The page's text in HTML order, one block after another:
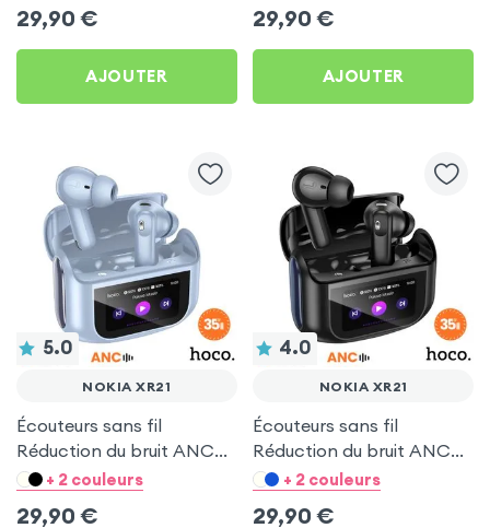
160h Acefast pour Nokia
XR21
29,90 €
AJOUTER
Full-Color pour Nokia
XR21
29,90 €
AJOUTER
5.0
NOKIA XR21
Écouteurs sans fil
Réduction du bruit ANC
ENC - Hoco Bleu pour
+ 2 couleurs
29,90 €
4.0
NOKIA XR21
Écouteurs sans fil
Réduction du bruit ANC
ENC - Hoco Noir pour
+ 2 couleurs
29,90 €